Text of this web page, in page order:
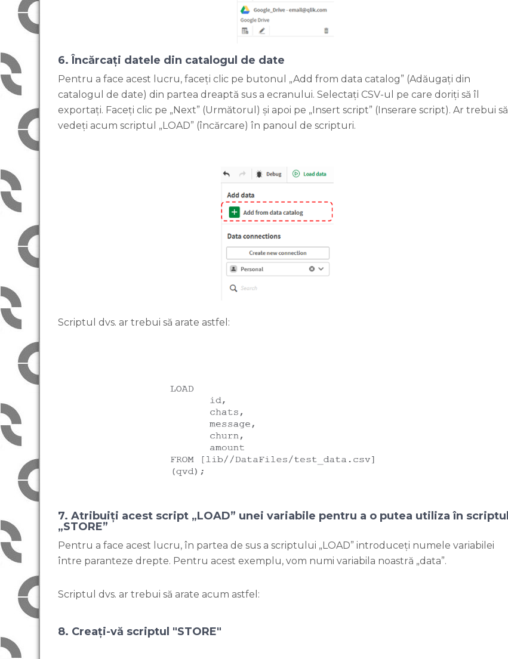
6. Încărcați datele din catalogul de date
Pentru a face acest lucru, faceți clic pe butonul „Add from data catalog” (Adăugați din
catalogul de date) din partea dreaptă sus a ecranului. Selectați CSV-ul pe care doriți să îl
exportați. Faceți clic pe „Next” (Următorul) și apoi pe „Insert script” (Inserare script). Ar trebui să
vedeți acum scriptul „LOAD” (încărcare) în panoul de scripturi.
Scriptul dvs. ar trebui să arate astfel:
7. Atribuiți acest script „LOAD” unei variabile pentru a o putea utiliza în scriptul
„STORE”
Pentru a face acest lucru, în partea de sus a scriptului „LOAD” introduceți numele variabilei
între paranteze drepte. Pentru acest exemplu, vom numi variabila noastră „data”.
Scriptul dvs. ar trebui să arate acum astfel:
8. Creați-vă scriptul "STORE"